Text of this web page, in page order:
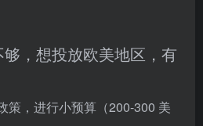
，想投放欧美地区，有
策，进行小预算（200-300 美